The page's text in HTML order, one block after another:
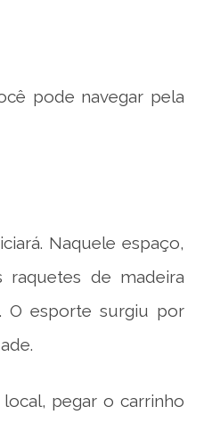
pode navegar pela
Naquele espaço,
de madeira
O esporte surgiu por
pegar o carrinho